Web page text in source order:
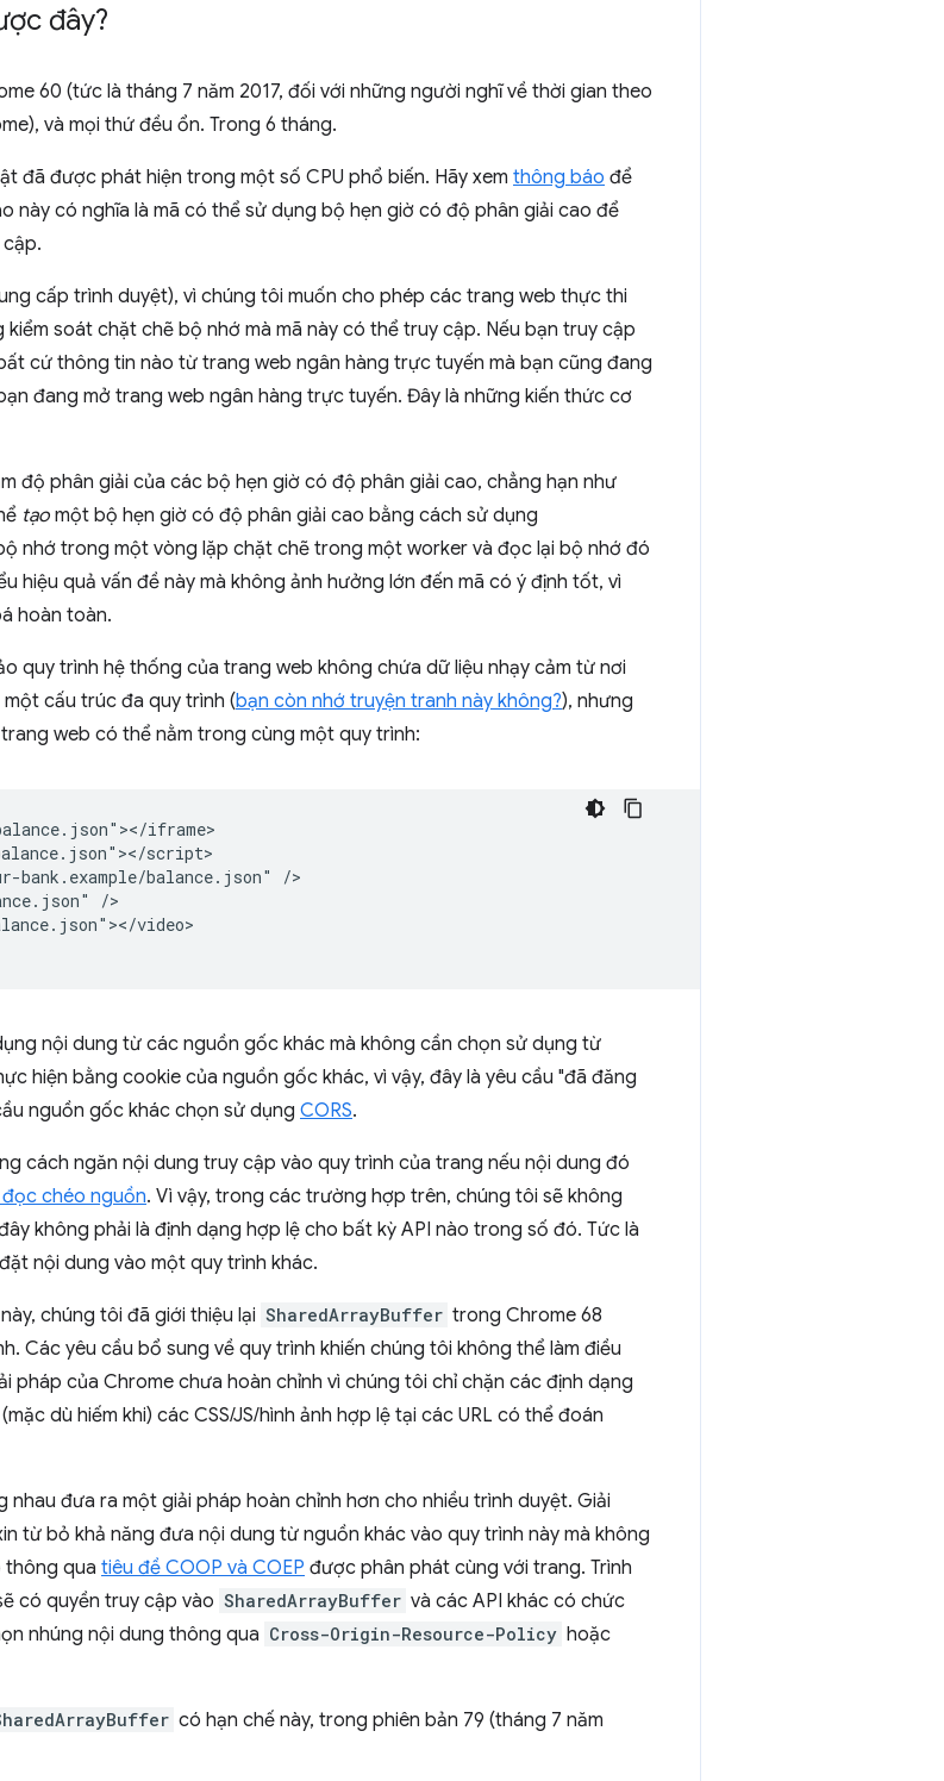
đây?
60 (tức là tháng 7 năm 2017, đối với những người nghĩ về thời gian theo
và mọi thứ đều ổn. Trong 6 tháng.
đã được phát hiện trong một số CPU phổ biến. Hãy xem thông báo để
này có nghĩa là mã có thể sử dụng bộ hẹn giờ có độ phân giải cao để
cấp trình duyệt), vì chúng tôi muốn cho phép các trang web thực thi
soát chặt chẽ bộ nhớ mà mã này có thể truy cập. Nếu bạn truy cập
cứ thông tin nào từ trang web ngân hàng trực tuyến mà bạn cũng đang
đang mở trang web ngân hàng trực tuyến. Đây là những kiến thức cơ
độ phân giải của các bộ hẹn giờ có độ phân giải cao, chẳng hạn như
tạo một bộ hẹn giờ có độ phân giải cao bằng cách sử dụng
nhớ trong một vòng lặp chặt chẽ trong một worker và đọc lại bộ nhớ đó
hiệu quả vấn đề này mà không ảnh hưởng lớn đến mã có ý định tốt, vì
hoàn toàn.
quy trình hệ thống của trang web không chứa dữ liệu nhạy cảm từ nơi
cấu trúc đa quy trình (bạn còn nhớ truyện tranh này không?), nhưng
web có thể nằm trong cùng một quy trình:
iframe>
script>
balance.json" />
/>
video>
nội dung từ các nguồn gốc khác mà không cần chọn sử dụng từ
hiện bằng cookie của nguồn gốc khác, vì vậy, đây là yêu cầu "đã đăng
nguồn gốc khác chọn sử dụng CORS.
cách ngăn nội dung truy cập vào quy trình của trang nếu nội dung đó
chéo nguồn. Vì vậy, trong các trường hợp trên, chúng tôi sẽ không
không phải là định dạng hợp lệ cho bất kỳ API nào trong số đó. Tức là
nội dung vào một quy trình khác.
chúng tôi đã giới thiệu lại SharedArrayBuffer trong Chrome 68
Các yêu cầu bổ sung về quy trình khiến chúng tôi không thể làm điều
của Chrome chưa hoàn chỉnh vì chúng tôi chỉ chặn các định dạng
dù hiếm khi) các CSS/JS/hình ảnh hợp lệ tại các URL có thể đoán
đưa ra một giải pháp hoàn chỉnh hơn cho nhiều trình duyệt. Giải
từ bỏ khả năng đưa nội dung từ nguồn khác vào quy trình này mà không
thông qua tiêu đề COOP và COEP được phân phát cùng với trang. Trình
có quyền truy cập vào SharedArrayBuffer và các API khác có chức
nhúng nội dung thông qua Cross-Origin-Resource-Policy hoặc
có hạn chế này, trong phiên bản 79 (tháng 7 năm